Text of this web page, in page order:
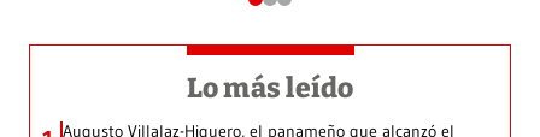
Lo más leído
Augusto Villalaz-Higuero, el panameño que alcanzó el